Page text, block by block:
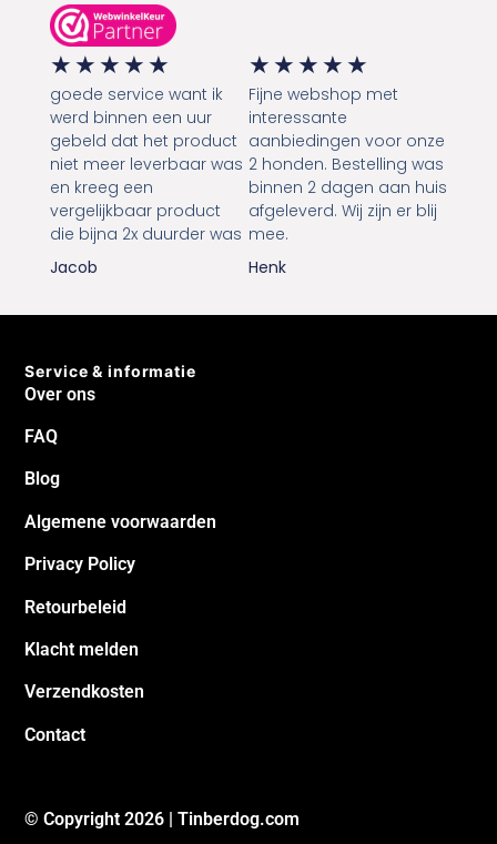
★ ★ ★ ★ ★
goede service want ik
werd binnen een uur
gebeld dat het product
niet meer leverbaar was
en kreeg een
vergelijkbaar product
die bijna 2x duurder was
Jacob
★ ★ ★ ★ ★
Fijne webshop met
interessante
aanbiedingen voor onze
2 honden. Bestelling was
binnen 2 dagen aan huis
afgeleverd. Wij zijn er blij
mee.
Henk
Service & informatie
Over ons
FAQ
Blog
Algemene voorwaarden
Privacy Policy
Retourbeleid
Klacht melden
Verzendkosten
Contact
© Copyright 2026 | Tinberdog.com